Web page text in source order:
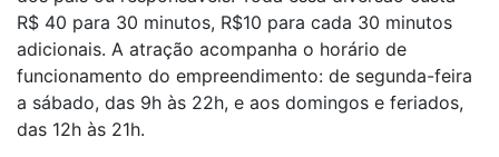
R$ 40 para 30 minutos, R$10 para cada 30 minutos
adicionais. A atração acompanha o horário de
funcionamento do empreendimento: de segunda-feira
a sábado, das 9h às 22h, e aos domingos e feriados,
das 12h às 21h.